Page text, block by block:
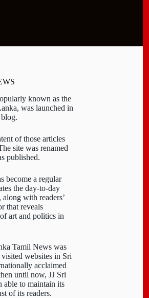
known as the
was launched in
of those articles
site was renamed
published.
become a regular
the day-to-day
with readers’
that reveals
art and politics in
Tamil News was
websites in Sri
acclaimed
until now, JJ Sri
able to maintain its
of its readers.